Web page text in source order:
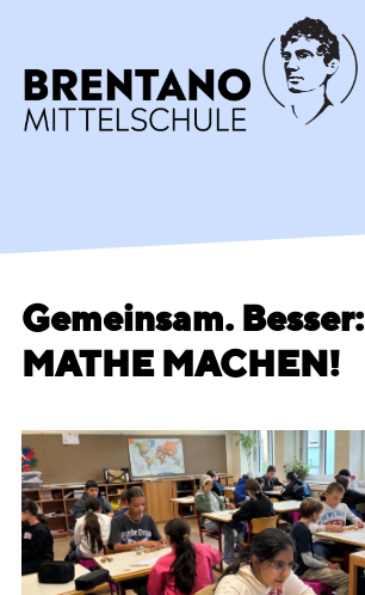
Gemeinsam. Besser:
MATHE MACHEN!